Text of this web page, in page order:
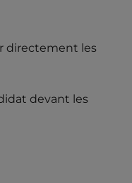
directement les
devant les